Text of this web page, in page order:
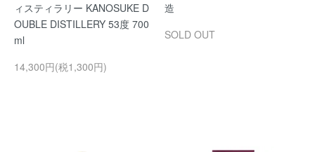
ィスティラリー KANOSUKE D
OUBLE DISTILLERY 53度 700
ml
14,300円(税1,300円)
造
SOLD OUT